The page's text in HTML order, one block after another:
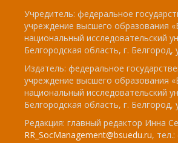
Учредитель: федеральное
учреждение высшего образования
национальный исследовательский
Белгородская область, г. Белгород,
Издатель: федеральное
учреждение высшего образования
национальный исследовательский
Белгородская область, г. Белгород,
Редакция: главный редактор Инна
RR_SocManagement@bsuedu.ru,